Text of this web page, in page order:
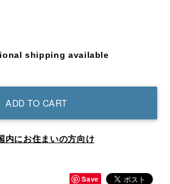
shipping available
ADD TO CART
内にお住まいの方向け
Save